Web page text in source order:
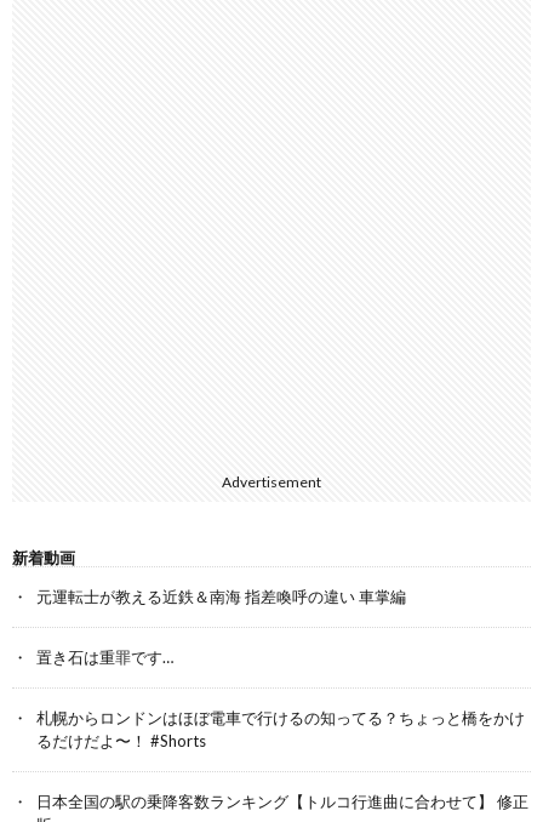
Advertisement
新着動画
元運転士が教える近鉄＆南海 指差喚呼の違い 車掌編
置き石は重罪です…
札幌からロンドンはほぼ電車で行けるの知ってる？ちょっと橋をかけ
るだけだよ〜！ #Shorts
日本全国の駅の乗降客数ランキング【トルコ行進曲に合わせて】 修正